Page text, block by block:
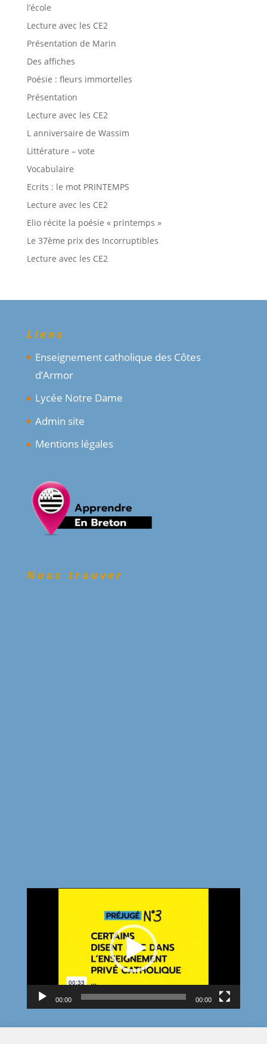
l’école
Lecture avec les CE2
Présentation de Marin
Des affiches
Poésie : fleurs immortelles
Présentation
Lecture avec les CE2
L anniversaire de Wassim
Littérature – vote
Vocabulaire
Ecrits : le mot PRINTEMPS
Lecture avec les CE2
Elio récite la poésie « printemps »
Le 37ème prix des Incorruptibles
Lecture avec les CE2
Liens
Enseignement catholique des Côtes
d’Armor
Lycée Notre Dame
Admin site
Mentions légales
Nous trouver
00:00 00:00